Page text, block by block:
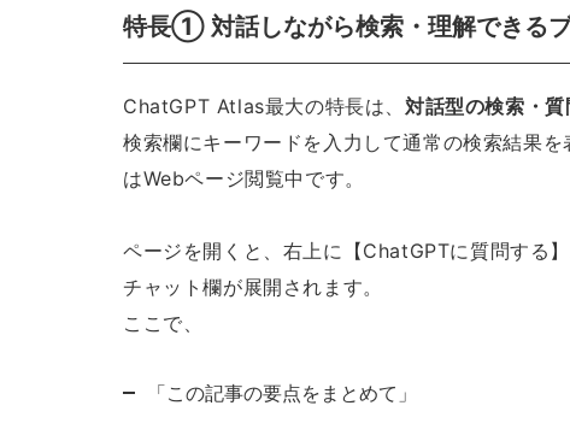
特長① 対話しながら検索・理解できる
ChatGPT Atlas最大の特長は、 対話型の検索・
検索欄にキーワードを入力して通常の検索結果
はWebページ閲覧中です。
ページを開くと、右上に【ChatGPTに質問する
チャット欄が展開されます。
ここで、
「この記事の要点をまとめて」